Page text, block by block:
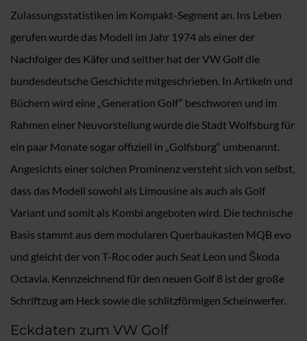
Zulassungsstatistiken im Kompakt-Segment an. Ins Leben
gerufen wurde das Modell im Jahr 1974 als einer der
Nachfolger des Käfer und seither hat der VW Golf die
bundesdeutsche Geschichte mitgeschrieben. In Artikeln und
Büchern wird eine „Generation Golf“ beschworen und im
Rahmen einer Neuvorstellung wurde die Stadt Wolfsburg für
ein paar Monate sogar offiziell in „Golfsburg“ umbenannt.
Angesichts einer solchen Prominenz versteht sich von selbst,
dass das Modell sowohl als Limousine als auch als Golf
Variant und somit als Kombi angeboten wird. Die technische
Basis stammt aus dem modularen Querbaukasten MQB evo
und gleicht der von T-Roc oder auch Seat Leon und Škoda
Octavia. Kennzeichnend für den neuen Golf 8 ist der große
Schriftzug am Heck sowie die schlitzförmigen Scheinwerfer.
Eckdaten zum VW Golf